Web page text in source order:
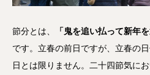
節分とは、
「鬼を追い払って新年
です。立春の前日ですが、立春の
日とは限りません。二十四節気に